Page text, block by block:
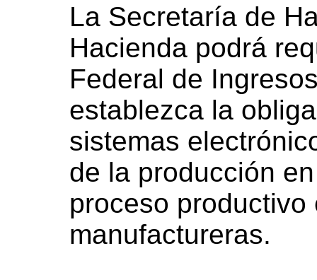
La Secretaría de
Hacienda podrá
Federal de
establezca la
sistemas
de la producción
proceso
manufactureras.